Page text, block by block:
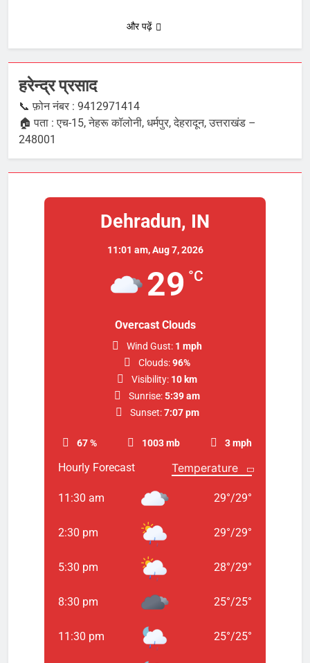
और पढ़ें
हरेन्द्र प्रसाद
📞 फ़ोन नंबर : 9412971414
🏠 पता : एच-15, नेहरू कॉलोनी, धर्मपुर, देहरादून, उत्तराखंड –
248001
Dehradun, IN
11:01 am,Aug 7, 2026
29 °C
Overcast Clouds
67 % 1003 mb 3 mph
Wind Gust: 1 mph
Clouds:96%
Visibility: 10 km
Sunrise:5:39 am
Sunset: 7:07 pm
Hourly Forecast
11:30 am 29°/29°
2:30 pm 29°/29°
5:30 pm 28°/29°
8:30 pm 25°/25°
11:30 pm 25°/25°